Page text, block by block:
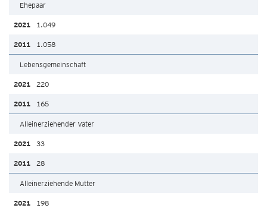
Ehepaar
1.049
1.058
Lebensgemeinschaft
220
165
Alleinerziehender Vater
33
28
Alleinerziehende Mutter
198